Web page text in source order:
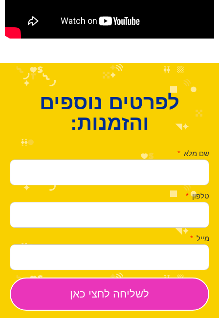
לפרטים נוספים
והזמנות:
שם מלא
טלפון
מייל